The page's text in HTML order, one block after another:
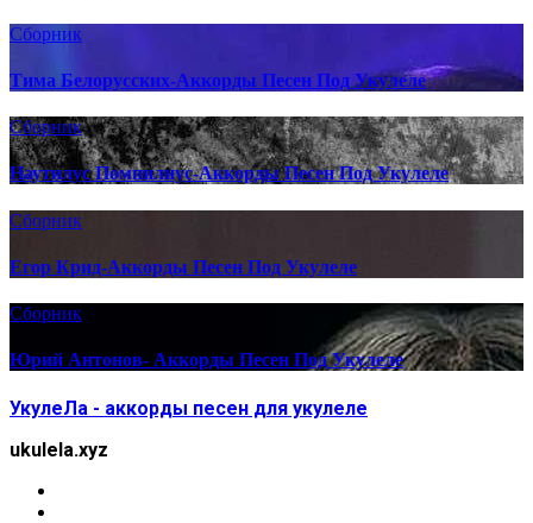
Сборник
Тима Белорусских-Аккорды Песен Под Укулеле
Сборник
Наутилус Помпилиус-Аккорды Песен Под Укулеле
Сборник
Егор Крид-Аккорды Песен Под Укулеле
Сборник
Юрий Антонов- Аккорды Песен Под Укулеле
УкулеЛа - аккорды песен для укулеле
ukulela.xyz